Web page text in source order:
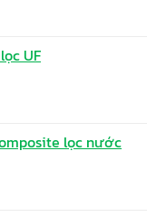
UF
lọc nước